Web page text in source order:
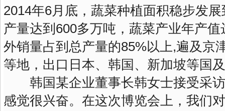
2014年6月底，蔬菜种植面积稳步发
产量达到600多万吨，蔬菜产业年产
外销量占到总产量的85%以上,遍及京
等地，出口日本、韩国、新加坡等国
韩国某企业董事长韩女士接受采访
感觉很兴奋。在这次博览会上，我们